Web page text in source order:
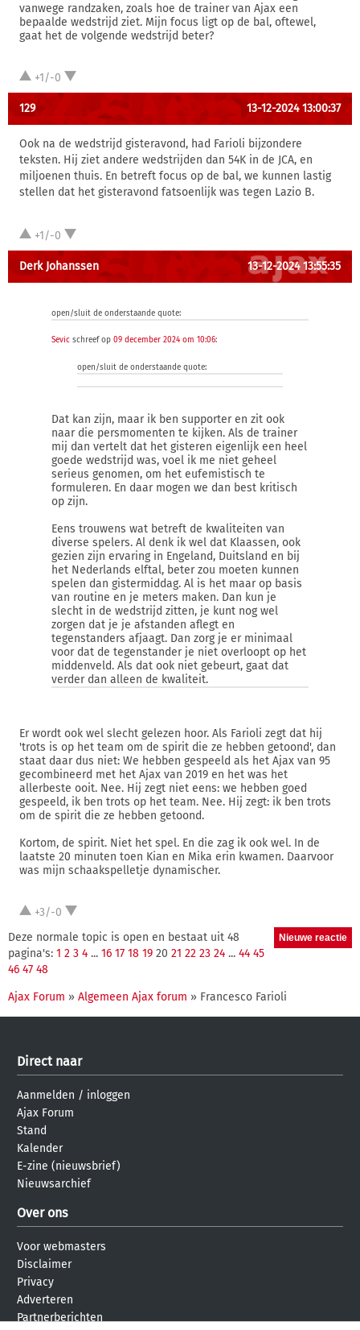
vanwege randzaken, zoals hoe de trainer van Ajax een
bepaalde wedstrijd ziet. Mijn focus ligt op de bal, oftewel,
gaat het de volgende wedstrijd beter?
+1/-0
129 13-12-2024 13:00:37
Ook na de wedstrijd gisteravond, had Farioli bijzondere
teksten. Hij ziet andere wedstrijden dan 54K in de JCA, en
miljoenen thuis. En betreft focus op de bal, we kunnen lastig
stellen dat het gisteravond fatsoenlijk was tegen Lazio B.
+1/-0
Derk Johanssen 13-12-2024 13:55:35
open/sluit de onderstaande quote:
Sevic schreef op 09 december 2024 om 10:06:
open/sluit de onderstaande quote:
Dat kan zijn, maar ik ben supporter en zit ook
naar die persmomenten te kijken. Als de trainer
mij dan vertelt dat het gisteren eigenlijk een heel
goede wedstrijd was, voel ik me niet geheel
serieus genomen, om het eufemistisch te
formuleren. En daar mogen we dan best kritisch
op zijn.
Eens trouwens wat betreft de kwaliteiten van
diverse spelers. Al denk ik wel dat Klaassen, ook
gezien zijn ervaring in Engeland, Duitsland en bij
het Nederlands elftal, beter zou moeten kunnen
spelen dan gistermiddag. Al is het maar op basis
van routine en je meters maken. Dan kun je
slecht in de wedstrijd zitten, je kunt nog wel
zorgen dat je je afstanden aflegt en
tegenstanders afjaagt. Dan zorg je er minimaal
voor dat de tegenstander je niet overloopt op het
middenveld. Als dat ook niet gebeurt, gaat dat
verder dan alleen de kwaliteit.
Er wordt ook wel slecht gelezen hoor. Als Farioli zegt dat hij
'trots is op het team om de spirit die ze hebben getoond', dan
staat daar dus niet: We hebben gespeeld als het Ajax van 95
gecombineerd met het Ajax van 2019 en het was het
allerbeste ooit. Nee. Hij zegt niet eens: we hebben goed
gespeeld, ik ben trots op het team. Nee. Hij zegt: ik ben trots
om de spirit die ze hebben getoond.
Kortom, de spirit. Niet het spel. En die zag ik ook wel. In de
laatste 20 minuten toen Kian en Mika erin kwamen. Daarvoor
was mijn schaakspelletje dynamischer.
+3/-0
Deze normale topic is open en bestaat uit 48
pagina's: 1 2 3 4 ... 16 17 18 19 20 21 22 23 24 ... 44 45
46 47 48
Ajax Forum » Algemeen Ajax forum » Francesco Farioli
Direct naar
Aanmelden / inloggen
Ajax Forum
Stand
Kalender
E-zine (nieuwsbrief)
Nieuwsarchief
Over ons
Voor webmasters
Disclaimer
Privacy
Adverteren
Partnerberichten